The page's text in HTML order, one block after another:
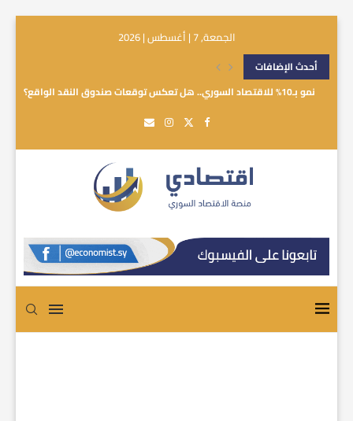
الجمعة, 7 | أغسطس | 2026
أحدث الإضافات
نمو بـ10% للاقتصاد السوري.. هل تعكس توقعات صندوق النقد الواقع؟